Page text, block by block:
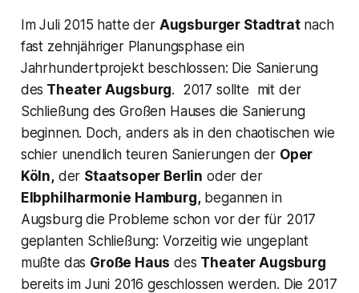
Im Juli 2015 hatte der Augsburger Stadtratnach
fast zehnjähriger Planungsphase ein
Jahrhundertprojekt beschlossen: Die Sanierung
des Theater Augsburg. 2017 sollte mit der
Schließung des Großen Hauses die Sanierung
beginnen. Doch, anders als in den chaotischen wie
schier unendlich teuren Sanierungen der Oper
Köln,der Staatsoper Berlin oder der
Elbphilharmonie Hamburg,begannen in
Augsburg die Probleme schon vor der für 2017
geplanten Schließung: Vorzeitig wie ungeplant
mußte das Große Haus des Theater Augsburg
bereits im Juni 2016 geschlossen werden. Die 2017